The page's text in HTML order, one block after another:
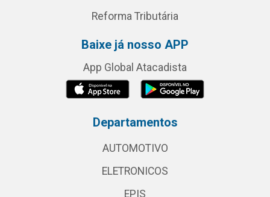
Reforma Tributária
Baixe já nosso APP
App Global Atacadista
Departamentos
AUTOMOTIVO
ELETRONICOS
EPIS